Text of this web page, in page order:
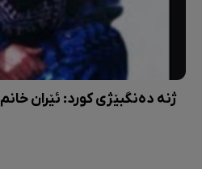
ژنە دەنگبێژی کورد: ئێران خانم